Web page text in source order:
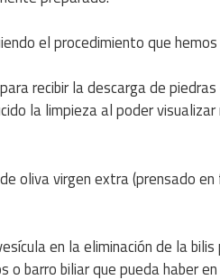
el procedimiento que
recibir la descarga de
la limpieza al poder
oliva virgen extra (prensado
en la eliminación de la
barro biliar que pueda haber en